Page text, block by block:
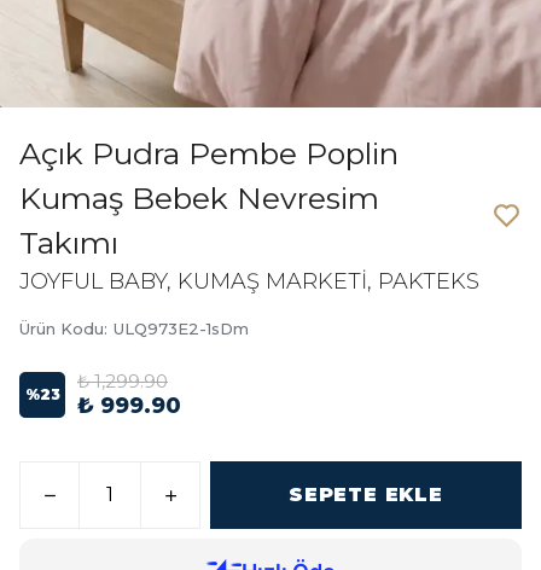
Açık Pudra Pembe Poplin
Kumaş Bebek Nevresim
Takımı
JOYFUL BABY, KUMAŞ MARKETİ, PAKTEKS
Ürün Kodu: ULQ973E2-1sDm
%23
₺ 1,299.90
₺ 999.90
SEPETE EKLE